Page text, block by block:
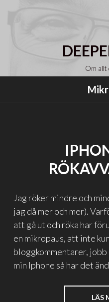
Om allt
Jag röker mindre och
jag då mer och mer).
att gå ut och röka har
en mikropaus, att inte
bloggkommentarer, jobb
min Iphone så har det
LÄS